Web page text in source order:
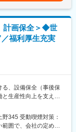
ス機を主力とした塑
大型バス、中型バス）
の板金加工組付けか
これらの加工を複合
行用減速機、工作機
ります。
計画保全＞◆世
福利厚生充実
る、設備保全（事後保
生産性向上を支える
345 受動喫煙対策：
囲で、会社の定める